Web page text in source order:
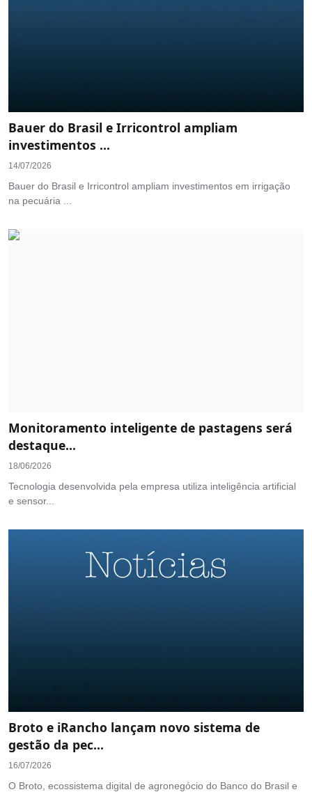
Bauer do Brasil e Irricontrol ampliam
investimentos ...
14/07/2026
Bauer do Brasil e Irricontrol ampliam investimentos em irrigação
na pecuária ...
Monitoramento inteligente de pastagens será
destaque...
18/06/2026
Tecnologia desenvolvida pela empresa utiliza inteligência artificial
e sensor...
Broto e iRancho lançam novo sistema de
gestão da pec...
16/07/2026
O Broto, ecossistema digital de agronegócio do Banco do Brasil e